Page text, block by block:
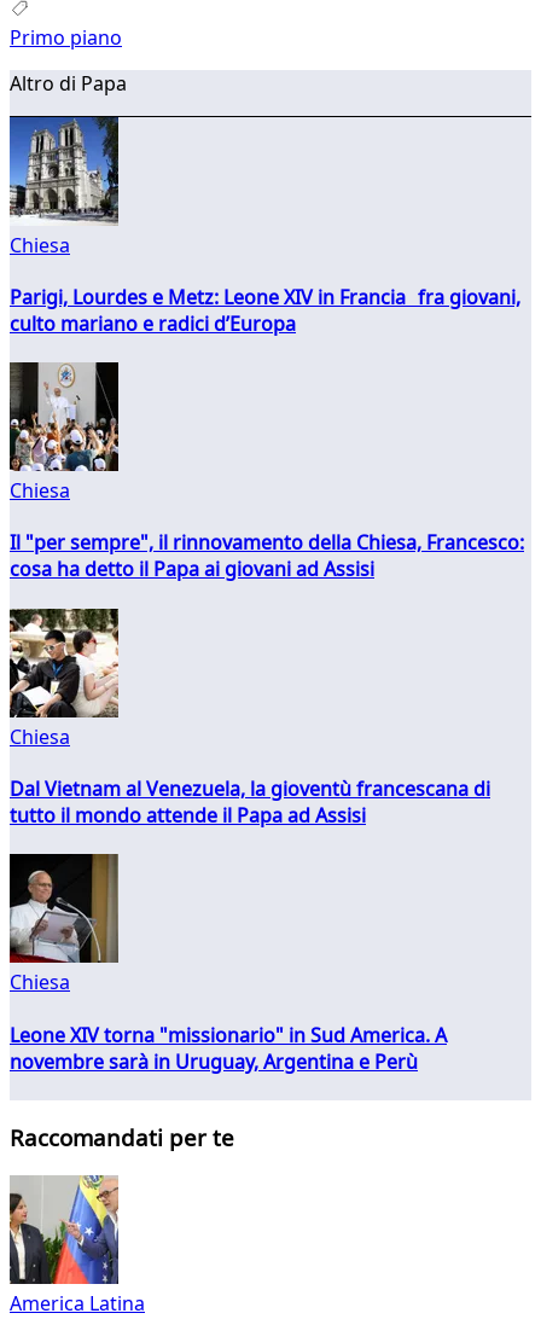
Primo piano
Altro di Papa
Chiesa
Parigi, Lourdes e Metz: Leone XIV in Francia fra giovani,
culto mariano e radici d’Europa
Chiesa
Il "per sempre", il rinnovamento della Chiesa, Francesco:
cosa ha detto il Papa ai giovani ad Assisi
Chiesa
Dal Vietnam al Venezuela, la gioventù francescana di
tutto il mondo attende il Papa ad Assisi
Chiesa
Leone XIV torna "missionario" in Sud America. A
novembre sarà in Uruguay, Argentina e Perù
Raccomandati per te
America Latina